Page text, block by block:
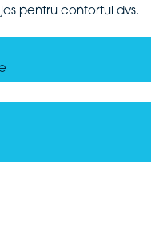
pentru confortul dvs.